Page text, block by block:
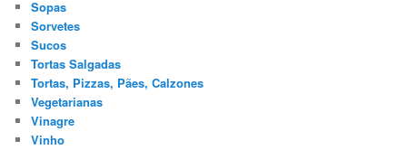
Sopas
Sorvetes
Sucos
Tortas Salgadas
Tortas, Pizzas, Pães, Calzones
Vegetarianas
Vinagre
Vinho